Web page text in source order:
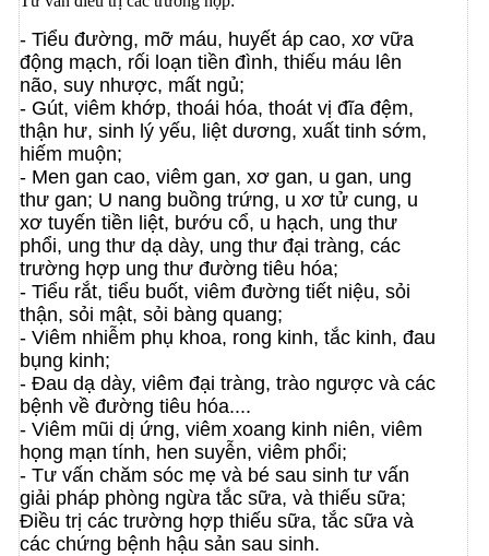
- Tiểu đường, mỡ máu, huyết áp cao, xơ vữa
động mạch, rối loạn tiền đình, thiếu máu lên
não, suy nhược, mất ngủ;
- Gút, viêm khớp, thoái hóa, thoát vị đĩa đệm,
thận hư, sinh lý yếu, liệt dương, xuất tinh sớm,
hiếm muộn;
- Men gan cao, viêm gan, xơ gan, u gan, ung
thư gan; U nang buồng trứng, u xơ tử cung, u
xơ tuyến tiền liệt, bướu cổ, u hạch, ung thư
phổi, ung thư dạ dày, ung thư đại tràng, các
trường hợp ung thư đường tiêu hóa;
- Tiểu rắt, tiểu buốt, viêm đường tiết niệu, sỏi
thận, sỏi mật, sỏi bàng quang;
- Viêm nhiễm phụ khoa, rong kinh, tắc kinh, đau
bụng kinh;
- Đau dạ dày, viêm đại tràng, trào ngược và các
bệnh về đường tiêu hóa....
- Viêm mũi dị ứng, viêm xoang kinh niên, viêm
họng mạn tính, hen suyễn, viêm phổi;
- Tư vấn chăm sóc mẹ và bé sau sinh tư vấn
giải pháp phòng ngừa tắc sữa, và thiếu sữa;
Điều trị các trường hợp thiếu sữa, tắc sữa và
các chứng bệnh hậu sản sau sinh.